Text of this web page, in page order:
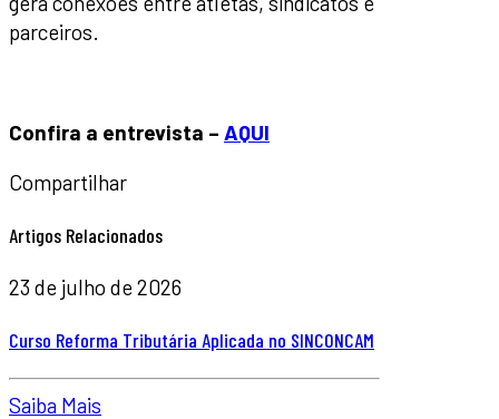
parceiros.
Confira a entrevista – AQUI
Compartilhar
Artigos Relacionados
23 de julho de 2026
Curso Reforma Tributária Aplicada no SINCONCAM
Saiba Mais